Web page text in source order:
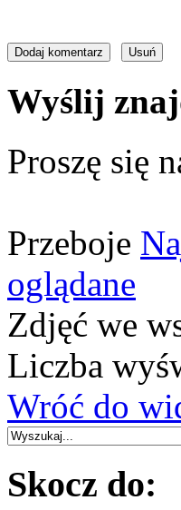
Wyślij
Proszę się
Przeboje
oglądane
Zdjęć we
Liczba
Wróć do
Skocz do: